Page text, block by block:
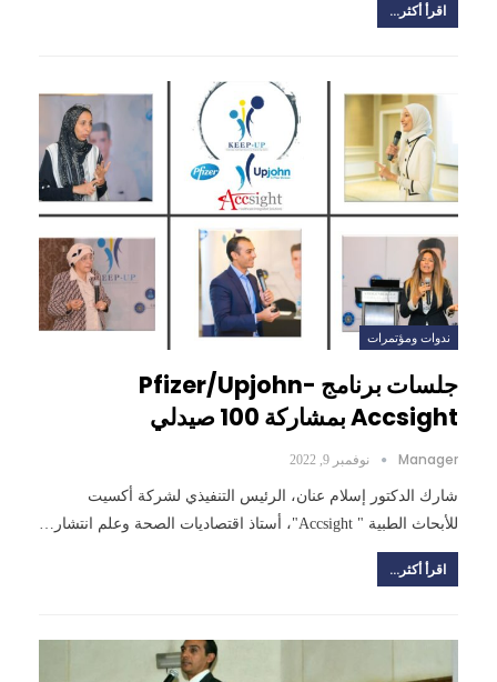
اقرأ أكثر...
ندوات ومؤتمرات
جلسات برنامج Pfizer/Upjohn-
Accsight بمشاركة 100 صيدلي
Manager نوفمبر 9, 2022
شارك الدكتور إسلام عنان، الرئيس التنفيذي لشركة أكسيت
للأبحاث الطبية " Accsight"، أستاذ اقتصاديات الصحة وعلم انتشار…
اقرأ أكثر...